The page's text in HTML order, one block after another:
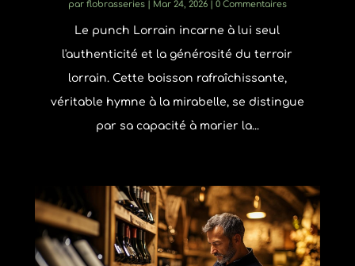
par flobrasseries| Mar 24, 2026| 0 Commentaires
Le punch Lorrain incarne à lui seul
l'authenticité et la générosité du terroir
lorrain. Cette boisson rafraîchissante,
véritable hymne à la mirabelle, se distingue
par sa capacité à marier la...